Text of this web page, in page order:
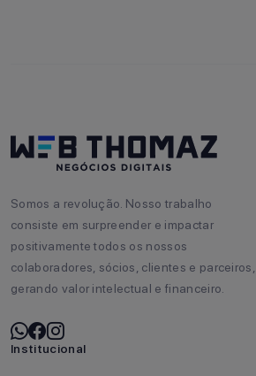
Somos a revolução. Nosso trabalho
consiste em surpreender e impactar
positivamente todos os nossos
colaboradores, sócios, clientes e parceiros,
gerando valor intelectual e financeiro.
Institucional